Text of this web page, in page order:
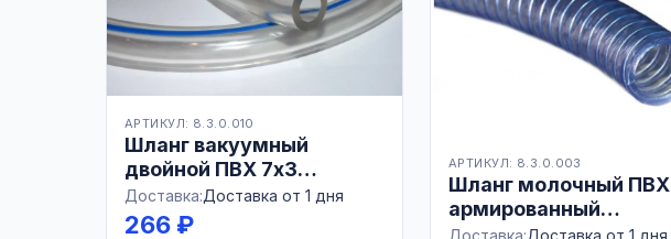
АРТИКУЛ: 8.3.0.010
Шланг вакуумный
двойной ПВХ 7х3
прозрачный с полосой,
МН7*2, РОССИЯ
Доставка:Доставка от 1 дня
266 ₽
АРТИКУЛ: 8.3.0.003
Шланг молочный ПВХ
армированный
металлом 50х5,5
Доставка:Доставка от 1 дня